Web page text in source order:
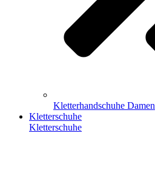
Kletterhandschuhe Damen
Kletterschuhe
Kletterschuhe